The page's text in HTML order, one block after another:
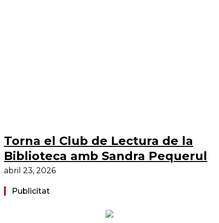
Torna el Club de Lectura de la
Biblioteca amb Sandra Pequerul
abril 23, 2026
Publicitat